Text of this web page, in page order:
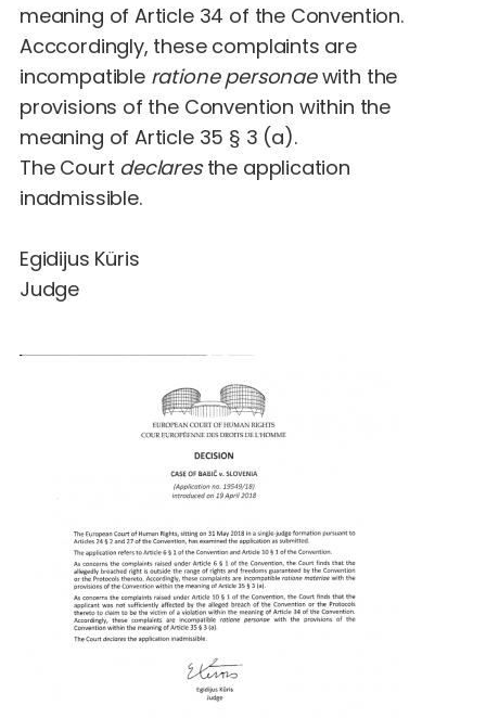
meaning of Article 34 of the Convention.
Acccordingly, these complaints are
incompatibleratione personaewith the
provisions of the Convention within the
meaning of Article 35 § 3 (a).
The Court declaresthe application
inadmissible.
Egidijus Küris
Judge